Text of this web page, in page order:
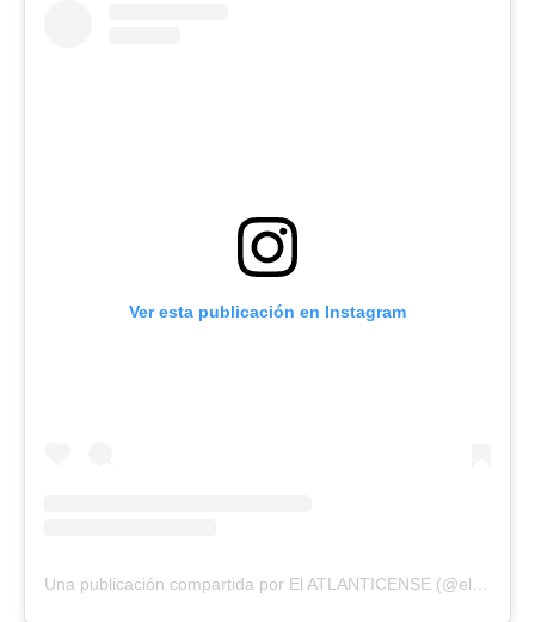
Ver esta publicación en Instagram